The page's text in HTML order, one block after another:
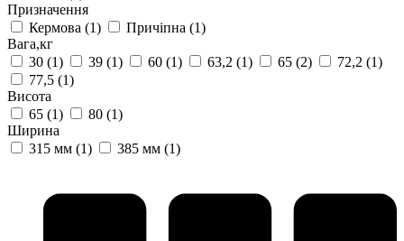
Призначення
Кермова (1) Причіпна (1)
Вага,кг
30 (1) 39 (1) 60 (1) 63,2 (1) 65 (2) 72,2 (1)
77,5 (1)
Висота
65 (1) 80 (1)
Ширина
315 мм (1) 385 мм (1)